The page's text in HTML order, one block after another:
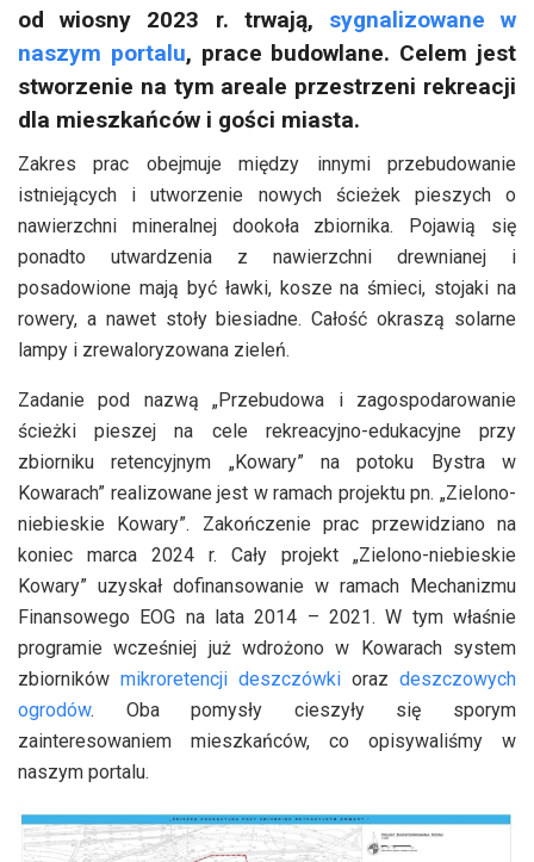
od wiosny 2023 r. trwają, sygnalizowane w
naszym portalu, prace budowlane. Celem jest
stworzenie na tym areale przestrzeni rekreacji
dla mieszkańców i gości miasta.
Zakres prac obejmuje między innymi przebudowanie
istniejących i utworzenie nowych ścieżek pieszych o
nawierzchni mineralnej dookoła zbiornika. Pojawią się
ponadto utwardzenia z nawierzchni drewnianej i
posadowione mają być ławki, kosze na śmieci, stojaki na
rowery, a nawet stoły biesiadne. Całość okraszą solarne
lampy i zrewaloryzowana zieleń.
Zadanie pod nazwą „Przebudowa i zagospodarowanie
ścieżki pieszej na cele rekreacyjno-edukacyjne przy
zbiorniku retencyjnym „Kowary” na potoku Bystra w
Kowarach” realizowane jest w ramach projektu pn. „Zielono-
niebieskie Kowary”. Zakończenie prac przewidziano na
koniec marca 2024 r. Cały projekt „Zielono-niebieskie
Kowary” uzyskał dofinansowanie w ramach Mechanizmu
Finansowego EOG na lata 2014 – 2021. W tym właśnie
programie wcześniej już wdrożono w Kowarach system
zbiorników mikroretencji deszczówki oraz deszczowych
ogrodów. Oba pomysły cieszyły się sporym
zainteresowaniem mieszkańców, co opisywaliśmy w
naszym portalu.